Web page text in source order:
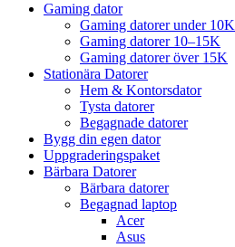
Gaming dator
Gaming datorer under 10K
Gaming datorer 10–15K
Gaming datorer över 15K
Stationära Datorer
Hem & Kontorsdator
Tysta datorer
Begagnade datorer
Bygg din egen dator
Uppgraderingspaket
Bärbara Datorer
Bärbara datorer
Begagnad laptop
Acer
Asus